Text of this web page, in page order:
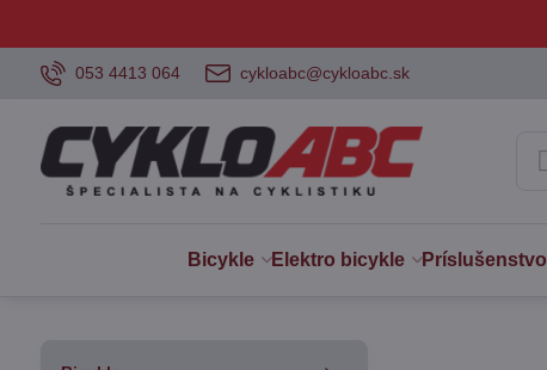
053 4413 064 cykloabc@cykloabc.sk
Bicykle Elektro bicykle Príslušenstvo